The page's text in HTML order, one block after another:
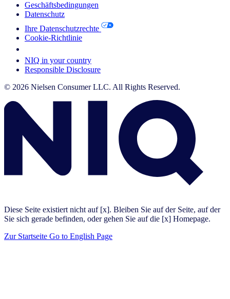
Geschäftsbedingungen
Datenschutz
Ihre Datenschutzrechte
Cookie-Richtlinie
NIQ in your country
Responsible Disclosure
© 2026 Nielsen Consumer LLC. All Rights Reserved.
Diese Seite existiert nicht auf [x]. Bleiben Sie auf der Seite, auf der
Sie sich gerade befinden, oder gehen Sie auf die [x] Homepage.
Zur Startseite Go to English Page